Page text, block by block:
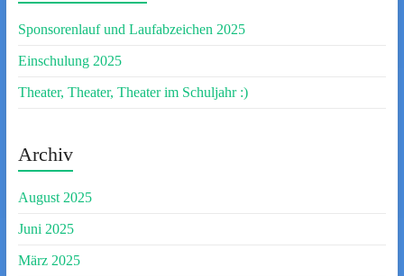
Sponsorenlauf und Laufabzeichen 2025
Einschulung 2025
Theater, Theater, Theater im Schuljahr :)
Archiv
August 2025
Juni 2025
März 2025